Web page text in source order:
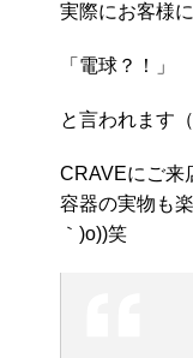
実際にお客様
「電球？！」
と言われます
CRAVEにご来
容器の実物も
｀)o))笑